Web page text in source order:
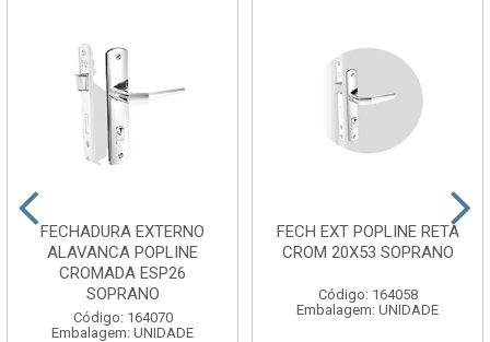
FECHADURA EXTERNO
ALAVANCA POPLINE
CROMADA ESP26
SOPRANO
Código: 164070
Embalagem: UNIDADE
FECH EXT POPLINE RETA
CROM 20X53 SOPRANO
Código: 164058
Embalagem: UNIDADE